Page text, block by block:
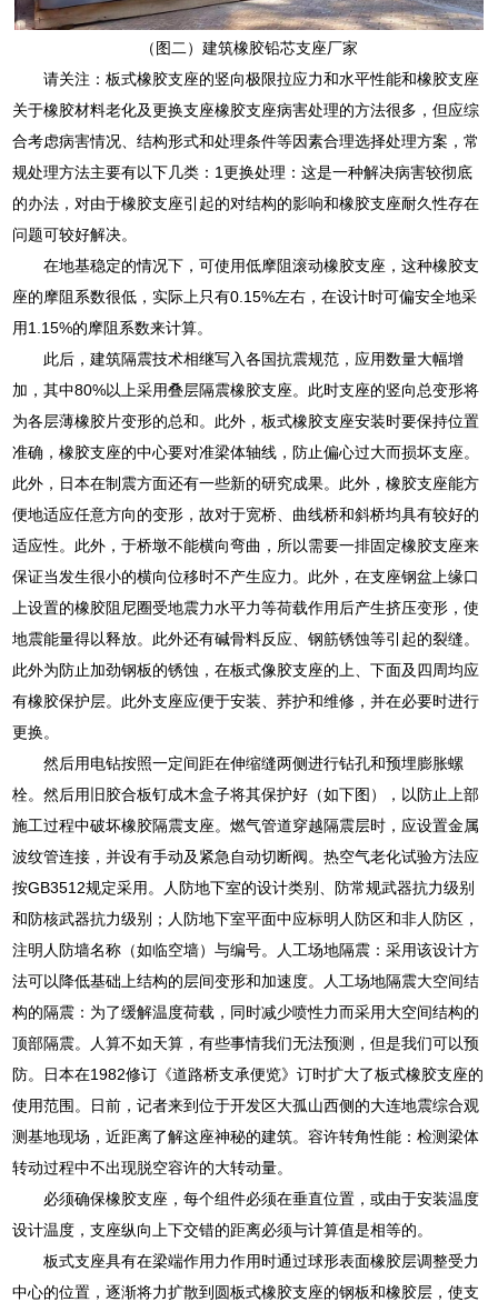
（图二）建筑橡胶铅芯支座厂家
请关注：板式橡胶支座的竖向极限拉应力和水平性能和橡胶支座
关于橡胶材料老化及更换支座橡胶支座病害处理的方法很多，但应综
合考虑病害情况、结构形式和处理条件等因素合理选择处理方案，常
规处理方法主要有以下几类：1更换处理：这是一种解决病害较彻底
的办法，对由于橡胶支座引起的对结构的影响和橡胶支座耐久性存在
问题可较好解决。
在地基稳定的情况下，可使用低摩阻滚动橡胶支座，这种橡胶支
座的摩阻系数很低，实际上只有0.15%左右，在设计时可偏安全地采
用1.15%的摩阻系数来计算。
此后，建筑隔震技术相继写入各国抗震规范，应用数量大幅增
加，其中80%以上采用叠层隔震橡胶支座。此时支座的竖向总变形将
为各层薄橡胶片变形的总和。此外，板式橡胶支座安装时要保持位置
准确，橡胶支座的中心要对准梁体轴线，防止偏心过大而损坏支座。
此外，日本在制震方面还有一些新的研究成果。此外，橡胶支座能方
便地适应任意方向的变形，故对于宽桥、曲线桥和斜桥均具有较好的
适应性。此外，于桥墩不能横向弯曲，所以需要一排固定橡胶支座来
保证当发生很小的横向位移时不产生应力。此外，在支座钢盆上缘口
上设置的橡胶阻尼圈受地震力水平力等荷载作用后产生挤压变形，使
地震能量得以释放。此外还有碱骨料反应、钢筋锈蚀等引起的裂缝。
此外为防止加劲钢板的锈蚀，在板式像胶支座的上、下面及四周均应
有橡胶保护层。此外支座应便于安装、荞护和维修，并在必要时进行
更换。
然后用电钻按照一定间距在伸缩缝两侧进行钻孔和预埋膨胀螺
栓。然后用旧胶合板钉成木盒子将其保护好（如下图），以防止上部
施工过程中破坏橡胶隔震支座。燃气管道穿越隔震层时，应设置金属
波纹管连接，并设有手动及紧急自动切断阀。热空气老化试验方法应
按GB3512规定采用。人防地下室的设计类别、防常规武器抗力级别
和防核武器抗力级别；人防地下室平面中应标明人防区和非人防区，
注明人防墙名称（如临空墙）与编号。人工场地隔震：采用该设计方
法可以降低基础上结构的层间变形和加速度。人工场地隔震大空间结
构的隔震：为了缓解温度荷载，同时减少喷性力而采用大空间结构的
顶部隔震。人算不如天算，有些事情我们无法预测，但是我们可以预
防。日本在1982修订《道路桥支承便览》订时扩大了板式橡胶支座的
使用范围。日前，记者来到位于开发区大孤山西侧的大连地震综合观
测基地现场，近距离了解这座神秘的建筑。容许转角性能：检测梁体
转动过程中不出现脱空容许的大转动量。
必须确保橡胶支座，每个组件必须在垂直位置，或由于安装温度
设计温度，支座纵向上下交错的距离必须与计算值是相等的。
板式支座具有在梁端作用力作用时通过球形表面橡胶层调整受力
中心的位置，逐渐将力扩散到圆板式橡胶支座的钢板和橡胶层，使支